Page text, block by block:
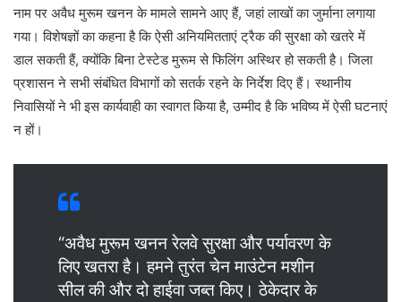
नाम पर अवैध मुरूम खनन के मामले सामने आए हैं, जहां लाखों का जुर्माना लगाया
गया। विशेषज्ञों का कहना है कि ऐसी अनियमितताएं ट्रैक की सुरक्षा को खतरे में
डाल सकती हैं, क्योंकि बिना टेस्टेड मुरूम से फिलिंग अस्थिर हो सकती है। जिला
प्रशासन ने सभी संबंधित विभागों को सतर्क रहने के निर्देश दिए हैं। स्थानीय
निवासियों ने भी इस कार्यवाही का स्वागत किया है, उम्मीद है कि भविष्य में ऐसी घटनाएं
न हों।
“अवैध मुरूम खनन रेलवे सुरक्षा और पर्यावरण के
लिए खतरा है। हमने तुरंत चेन माउंटेन मशीन
सील की और दो हाईवा जब्त किए। ठेकेदार के